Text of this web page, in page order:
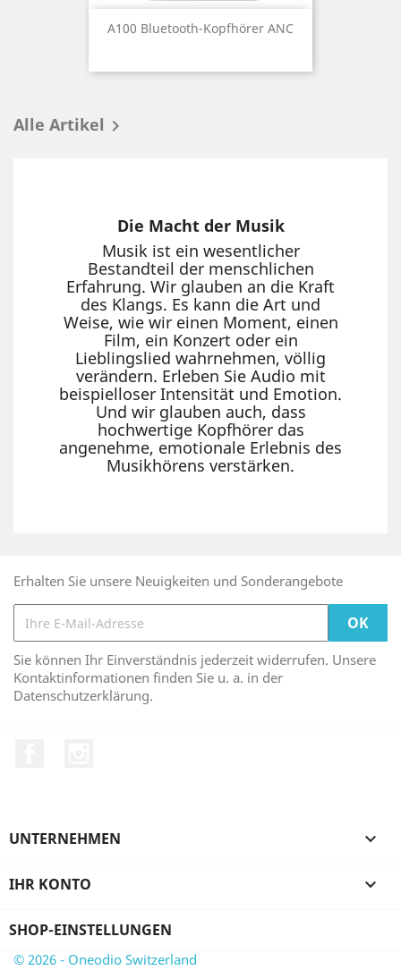
A100 Bluetooth-Kopfhörer ANC
Alle Artikel 
Die Macht der Musik
Musik ist ein wesentlicher
Bestandteil der menschlichen
Erfahrung. Wir glauben an die Kraft
des Klangs. Es kann die Art und
Weise, wie wir einen Moment, einen
Film, ein Konzert oder ein
Lieblingslied wahrnehmen, völlig
verändern. Erleben Sie Audio mit
beispielloser Intensität und Emotion.
Und wir glauben auch, dass
hochwertige Kopfhörer das
angenehme, emotionale Erlebnis des
Musikhörens verstärken.
Erhalten Sie unsere Neuigkeiten und Sonderangebote
Sie können Ihr Einverständnis jederzeit widerrufen. Unsere
Kontaktinformationen finden Sie u. a. in der
Datenschutzerklärung.
UNTERNEHMEN 
IHR KONTO 
SHOP-EINSTELLUNGEN
© 2026 - Oneodio Switzerland